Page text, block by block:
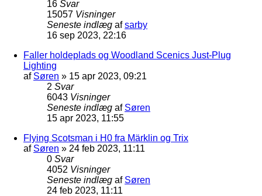
16 Svar
15057 Visninger
Seneste indlæg afsarby
16 sep 2023, 22:16
Faller holdeplads og Woodland Scenics Just-Plug
Lighting
af Søren » 15 apr 2023, 09:21
2 Svar
6043 Visninger
Seneste indlæg af Søren
15 apr 2023, 11:55
Flying Scotsman i H0 fra Märklin og Trix
af Søren » 24 feb 2023, 11:11
0 Svar
4052 Visninger
Seneste indlæg af Søren
24 feb 2023, 11:11